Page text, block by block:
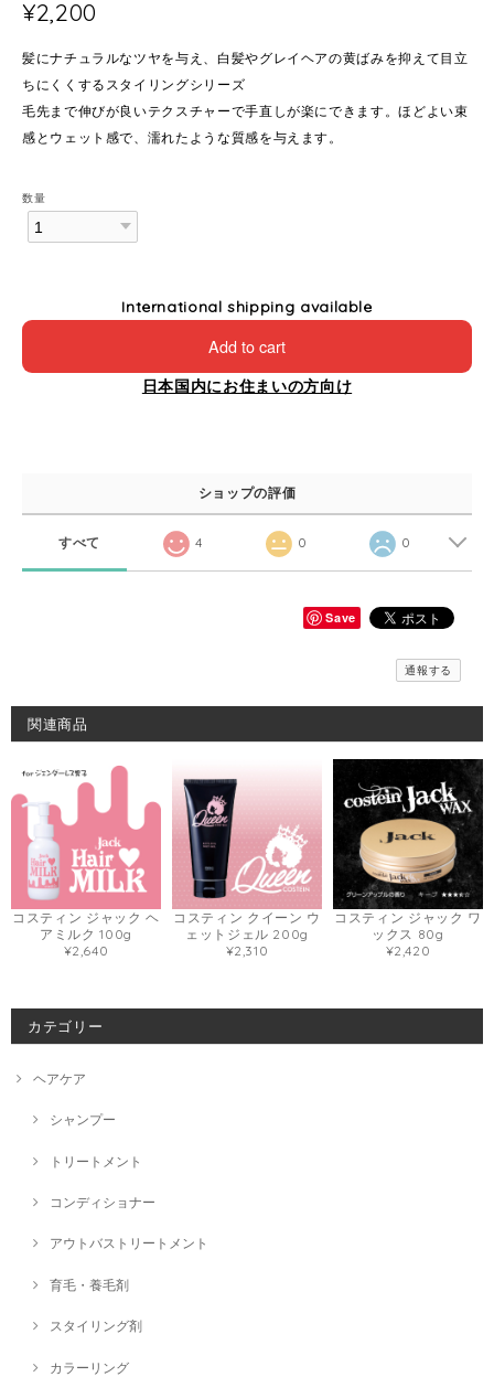
¥2,200
髪にナチュラルなツヤを与え、白髪やグレイヘアの黄ばみを抑えて目立
ちにくくするスタイリングシリーズ
毛先まで伸びが良いテクスチャーで手直しが楽にできます。ほどよい束
感とウェット感で、濡れたような質感を与えます。
数量
International shipping available
Add to cart
日本国内にお住まいの方向け
ショップの評価
すべて 4 0 0
Save
通報する
関連商品
コスティン ジャック ヘ
アミルク 100g
¥2,640
コスティン クイーン ウ
ェットジェル 200g
¥2,310
コスティン ジャック ワ
ックス 80g
¥2,420
カテゴリー
ヘアケア
シャンプー
トリートメント
コンディショナー
アウトバストリートメント
育毛・養毛剤
スタイリング剤
カラーリング